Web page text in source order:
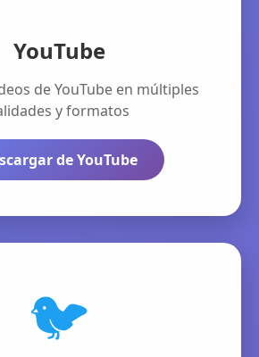
YouTube
de YouTube en múltiples
y formatos
de YouTube
🐦